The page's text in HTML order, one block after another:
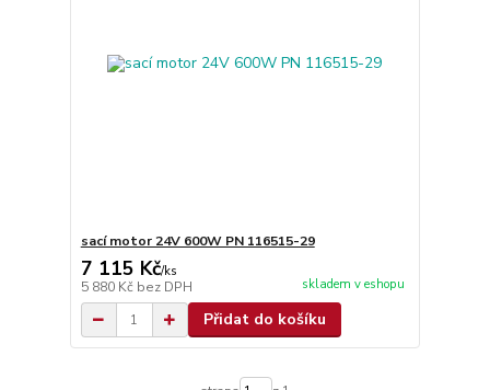
sací motor 24V 600W PN 116515-29
7 115 Kč/ks
5 880 Kč bez DPH skladem v eshopu
Přidat do košíku